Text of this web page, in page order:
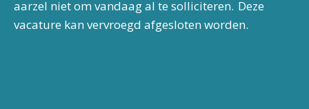
aarzel niet om vandaag al te solliciteren. Deze
vacature kan vervroegd afgesloten worden.